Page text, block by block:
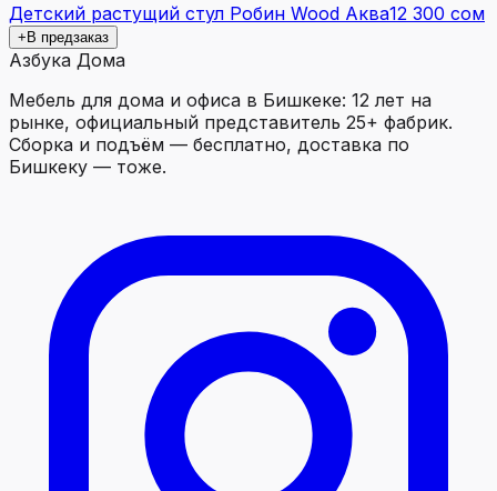
Детский растущий стул Робин Wood Аква12 300 сом
+ В предзаказ
Азбука Дома
Мебель для дома и офиса в Бишкеке: 12 лет на
рынке, официальный представитель 25+ фабрик.
Сборка и подъём — бесплатно, доставка по
Бишкеку — тоже.